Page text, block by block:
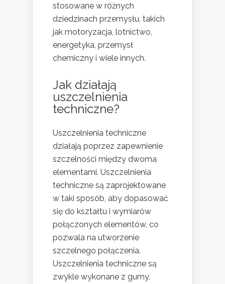
stosowane w różnych
dziedzinach przemysłu, takich
jak motoryzacja, lotnictwo,
energetyka, przemysł
chemiczny i wiele innych.
Jak działają
uszczelnienia
techniczne?
Uszczelnienia techniczne
działają poprzez zapewnienie
szczelności między dwoma
elementami. Uszczelnienia
techniczne są zaprojektowane
w taki sposób, aby dopasować
się do kształtu i wymiarów
połączonych elementów, co
pozwala na utworzenie
szczelnego połączenia.
Uszczelnienia techniczne są
zwykle wykonane z gumy,